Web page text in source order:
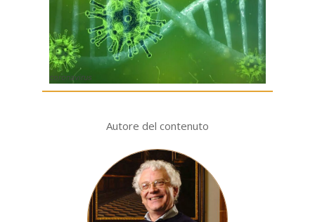
coronavirus
Autore del contenuto